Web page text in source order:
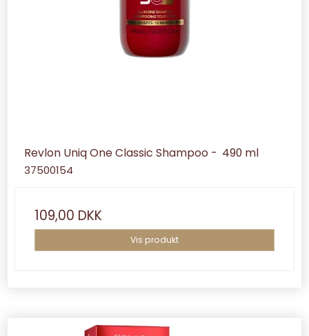
Revlon Uniq One Classic Shampoo - 490 ml
37500154
109,00 DKK
Vis produkt